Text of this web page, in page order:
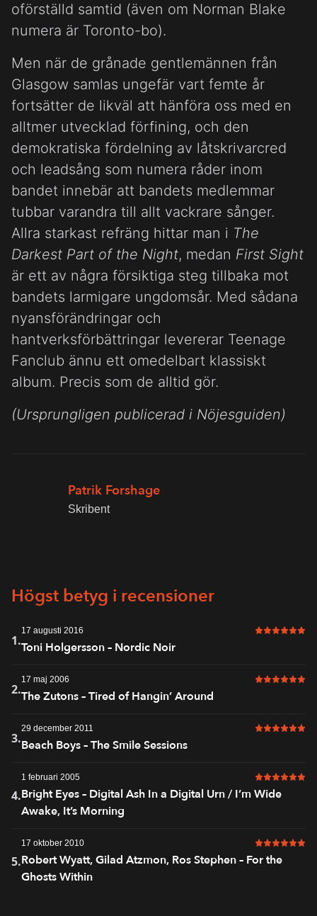
oförställd samtid (även om Norman Blake
numera är Toronto-bo).
Men när de grånade gentlemännen från
Glasgow samlas ungefär vart femte år
fortsätter de likväl att hänföra oss med en
alltmer utvecklad förfining, och den
demokratiska fördelning av låtskrivarcred
och leadsång som numera råder inom
bandet innebär att bandets medlemmar
tubbar varandra till allt vackrare sånger.
Allra starkast refräng hittar man i The
Darkest Part of the Night, medan First Sight
är ett av några försiktiga steg tillbaka mot
bandets larmigare ungdomsår. Med sådana
nyansförändringar och
hantverksförbättringar levererar Teenage
Fanclub ännu ett omedelbart klassiskt
album. Precis som de alltid gör.
(Ursprungligen publicerad i Nöjesguiden)
Patrik Forshage
Skribent
Högst betyg i recensioner
1.
17 augusti 2016 6 av 6 i
Toni Holgersson – Nordic Noir
2.
17 maj 2006 6 av 6 i
The Zutons – Tired of Hangin’ Around
3.
29 december 2011 6 av 6 i
Beach Boys – The Smile Sessions
4.
1 februari 2005 6 av 6 i
Bright Eyes – Digital Ash In a Digital Urn / I’m Wide
Awake, It’s Morning
5.
17 oktober 2010 6 av 6 i
Robert Wyatt, Gilad Atzmon, Ros Stephen – For the
Ghosts Within